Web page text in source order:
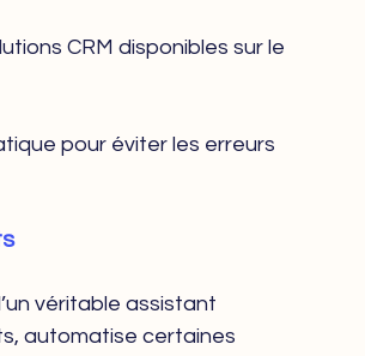
CRM disponibles sur le
pour éviter les erreurs
véritable assistant
automatise certaines